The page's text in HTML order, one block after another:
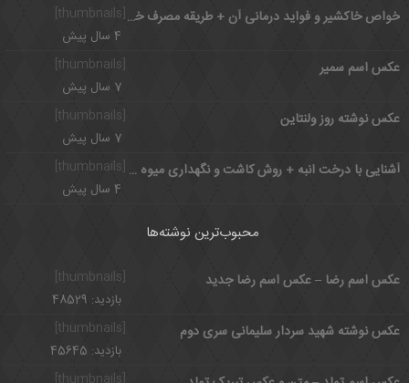
خواص خاکشیر و فواید درمانی آن + طریقه مصرف خاکشیر
4 سال پیش
[thumbnails]
عکس اسم سمیر
7 سال پیش
عکس نوشته روز ولنتاین
7 سال پیش
آشنایی با درخت انبه + روش کاشت و نگهداری میوه انبه
4 سال پیش
محبوب‌ترین نوشته‌ها
عکس اسم رضا – عکس اسم رضا جدید
بازدید: 48529
[thumbnails]
عکس نوشته شهید سردار سلیمانی سری دوم
بازدید: 45645